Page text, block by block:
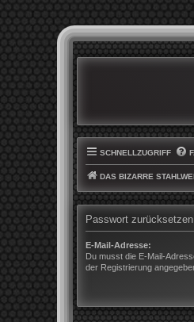
SCHNELLZUGRIFF
DAS BIZARRE
Passwort zurücksetzen
E-Mail-Adresse:
Du musst die E-Mail-
der Registrierung